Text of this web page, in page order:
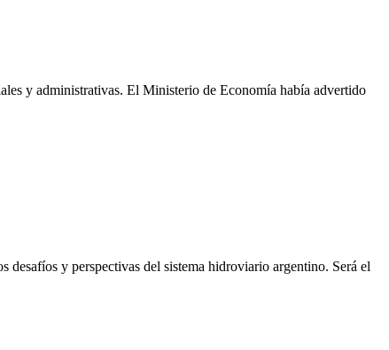
y administrativas. El Ministerio de Economía había advertido
desafíos y perspectivas del sistema hidroviario argentino. Será el